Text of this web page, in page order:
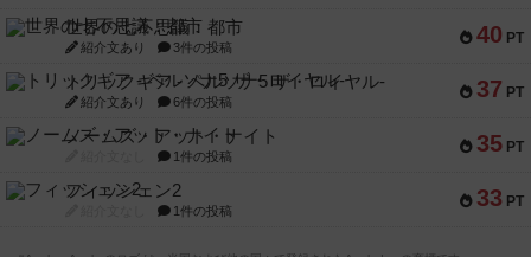
40 PT
世界の七不思議：都市
紹介文あり 3件の投稿
37 PT
トリックギア - ペルソナ5 ザ・ロイヤル-
紹介文あり 6件の投稿
35 PT
ノームズ・アット・ナイト
1件の投稿
33 PT
フィッシェン2
1件の投稿